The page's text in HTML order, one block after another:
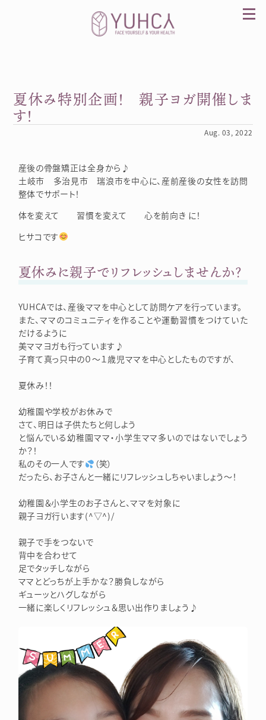
カラダを整え、習慣を変えて、心を前向きに。産
前産後訪問整体 YUHCA（ユウカ）
夏休み特別企画！ 親子ヨガ開催しま
す！
Aug. 03, 2022
産後の骨盤矯正は全身から♪
土岐市 多治見市 瑞浪市を中心に、産前産後の女性を訪問
整体でサポート！
体を変えて 習慣を変えて 心を前向き に！
ヒサコです
夏休みに親子でリフレッシュしませんか？
YUHCAでは、産後ママを中心として訪問ケアを行っています。
また、ママのコミュニティを作ることや運動習慣をつけていた
だけるように
美ママヨガも行っています♪
子育て真っ只中の０～１歳児ママを中心としたものですが、
夏休み！！
幼稚園や学校がお休みで
さて、明日は子供たちと何しよう
と悩んでいる幼稚園ママ・小学生ママ多いのではないでしょう
か？！
私のその一人です
（笑）
だったら、お子さんと一緒にリフレッシュしちゃいましょう～！
幼稚園＆小学生のお子さんと、ママを対象に
親子ヨガ行います(^▽^)/
親子で手をつないで
背中を合わせて
足でタッチしながら
ママとどっちが上手かな？勝負しながら
ギューッとハグしながら
一緒に楽しくリフレッシュ＆思い出作りましょう♪